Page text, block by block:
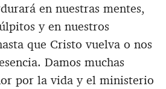
en nuestras mentes,
y en nuestros
que Cristo vuelva o nos
Damos muchas
por la vida y el ministerio